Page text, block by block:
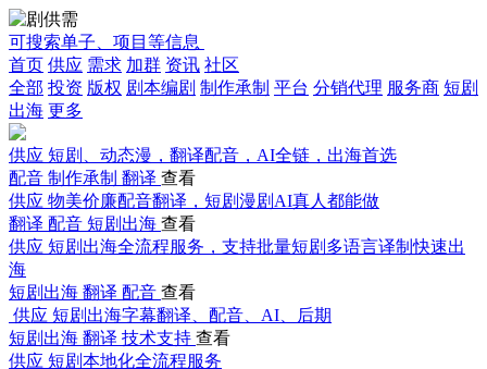
可搜索单子、项目等信息
首页 供应 需求 加群 资讯 社区
全部 投资 版权 剧本编剧 制作承制 平台 分销代理 服务商 短剧
出海 更多
供应 短剧、动态漫，翻译配音，AI全链，出海首选
配音 制作承制 翻译 查看
供应 物美价廉配音翻译，短剧漫剧AI真人都能做
翻译 配音 短剧出海 查看
供应 短剧出海全流程服务，支持批量短剧多语言译制快速出
海
短剧出海 翻译 配音 查看
供应 短剧出海字幕翻译、配音、AI、后期
短剧出海 翻译 技术支持 查看
供应 短剧本地化全流程服务